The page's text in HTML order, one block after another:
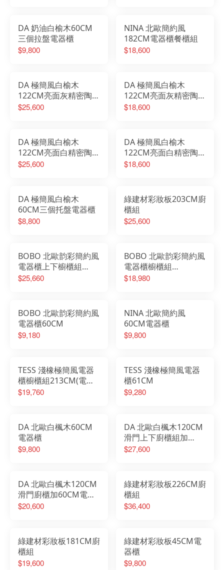
DA 奶油白榆木60CM
三個拉盤電器櫃
$9,800
NINA 北歐簡約風
182CM電器櫃餐櫃組
$18,600
DA 極簡風白榆木
122CM亮面灰精密陶板
上下櫥櫃組加60CM電
$25,600
DA 極簡風白榆木
122CM亮面灰精密陶板
櫥櫃加60CM電器櫃
$18,600
DA 極簡風白榆木
122CM亮面白精密陶板
上下櫥櫃組加60CM電
$25,600
DA 極簡風白榆木
122CM亮面白精密陶板
櫥櫃加60CM電器櫃
$18,600
DA 極簡風白榆木
60CM三個托盤電器櫃
$8,800
綠建材彩妝板203CM廚
櫃組
$25,600
BOBO 北歐韵彩簡約風
電器櫃上下櫥櫃組
181CM(電器櫃
$25,660
BOBO 北歐韵彩簡約風
電器櫃櫥櫃組
181CM(電器櫃
$18,980
BOBO 北歐韵彩簡約風
電器櫃60CM
$9,180
NINA 北歐簡約風
60CM電器櫃
$9,800
TESS 淺橡極簡風電器
櫃櫥櫃組213CM(電器
櫃61CM+櫥櫃152CM)
$19,760
TESS 淺橡極簡風電器
櫃61CM
$9,280
DA 北歐白楓木60CM
電器櫃
$9,800
DA 北歐白楓木120CM
滑門上下廚櫃組加
60CM電器櫃
$27,600
DA 北歐白楓木120CM
滑門廚櫃加60CM電器
櫃
$20,600
綠建材彩妝板226CM廚
櫃組
$36,400
綠建材彩妝板181CM廚
櫃組
$19,600
綠建材彩妝板45CM電
器櫃
$9,800